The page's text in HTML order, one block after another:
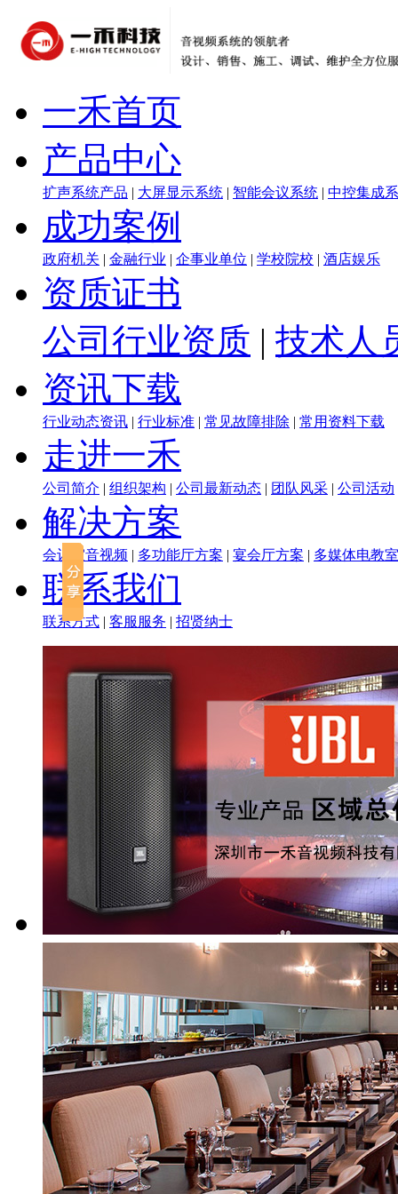
一禾首页
产品中心
扩声系统产品 | 大屏显示系统 | 智能会议系统 | 中控集成
成功案例
政府机关 | 金融行业 | 企事业单位 | 学校院校 | 酒店娱乐
资质证书
公司行业资质 | 技术人
资讯下载
行业动态资讯 | 行业标准 | 常见故障排除 | 常用资料下载
走进一禾
公司简介 | 组织架构 | 公司最新动态 | 团队风采 | 公司活动
解决方案
会议室音视频 | 多功能厅方案 | 宴会厅方案 | 多媒体电教室
联系我们
联系方式 | 客服服务 | 招贤纳士